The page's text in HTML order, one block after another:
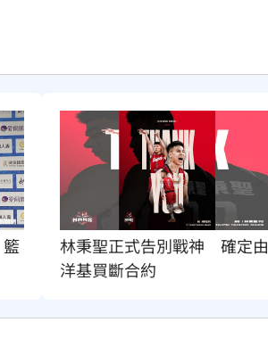
林秉聖正式告別戰神　確定由
洋基買斷合約